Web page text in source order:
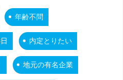
年齢不問
内定とりたい
地元の有名企業